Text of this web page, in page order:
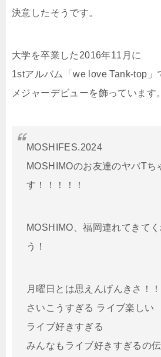
決意したそうです。
大学を卒業した2016年11月に
1stアルバム「we love Tank-top」
メジャーデビューを飾っています。
MOSHIFES.2024
MOSHIMOのお友達のヤバTち
す！！！！！
MOSHIMO、福岡連れてきて
う！
月曜日とは思えんげんきさ！！
さいこうすぎる ライブ楽しい
ライブ好きすぎる
みんなもライブ好きすぎるの